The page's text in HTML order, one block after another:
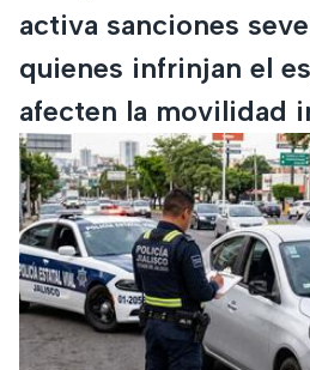
activa sanciones
quienes infrinjan el
afecten la movilidad